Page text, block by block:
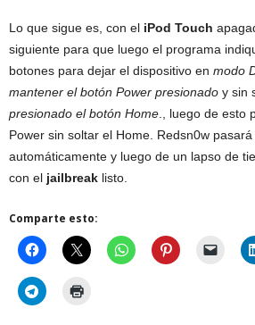
Lo que sigue es, con el iPod Touch
siguiente para que luego el programa
botones para dejar el dispositivo en modo
mantener el botón Power presionado y sin
presionado el botón Home ., luego de esto
Power sin soltar el Home. Redsn0w
automáticamente y luego de un lapso de
con el jailbreak listo.
Comparte esto: